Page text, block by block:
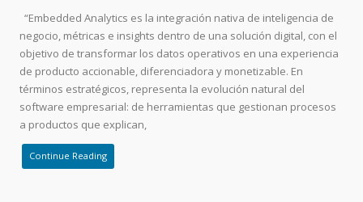
“Embedded Analytics es la integración nativa de inteligencia de
negocio, métricas e insights dentro de una solución digital, con el
objetivo de transformar los datos operativos en una experiencia
de producto accionable, diferenciadora y monetizable. En
términos estratégicos, representa la evolución natural del
software empresarial: de herramientas que gestionan procesos
a productos que explican,
Continue Reading